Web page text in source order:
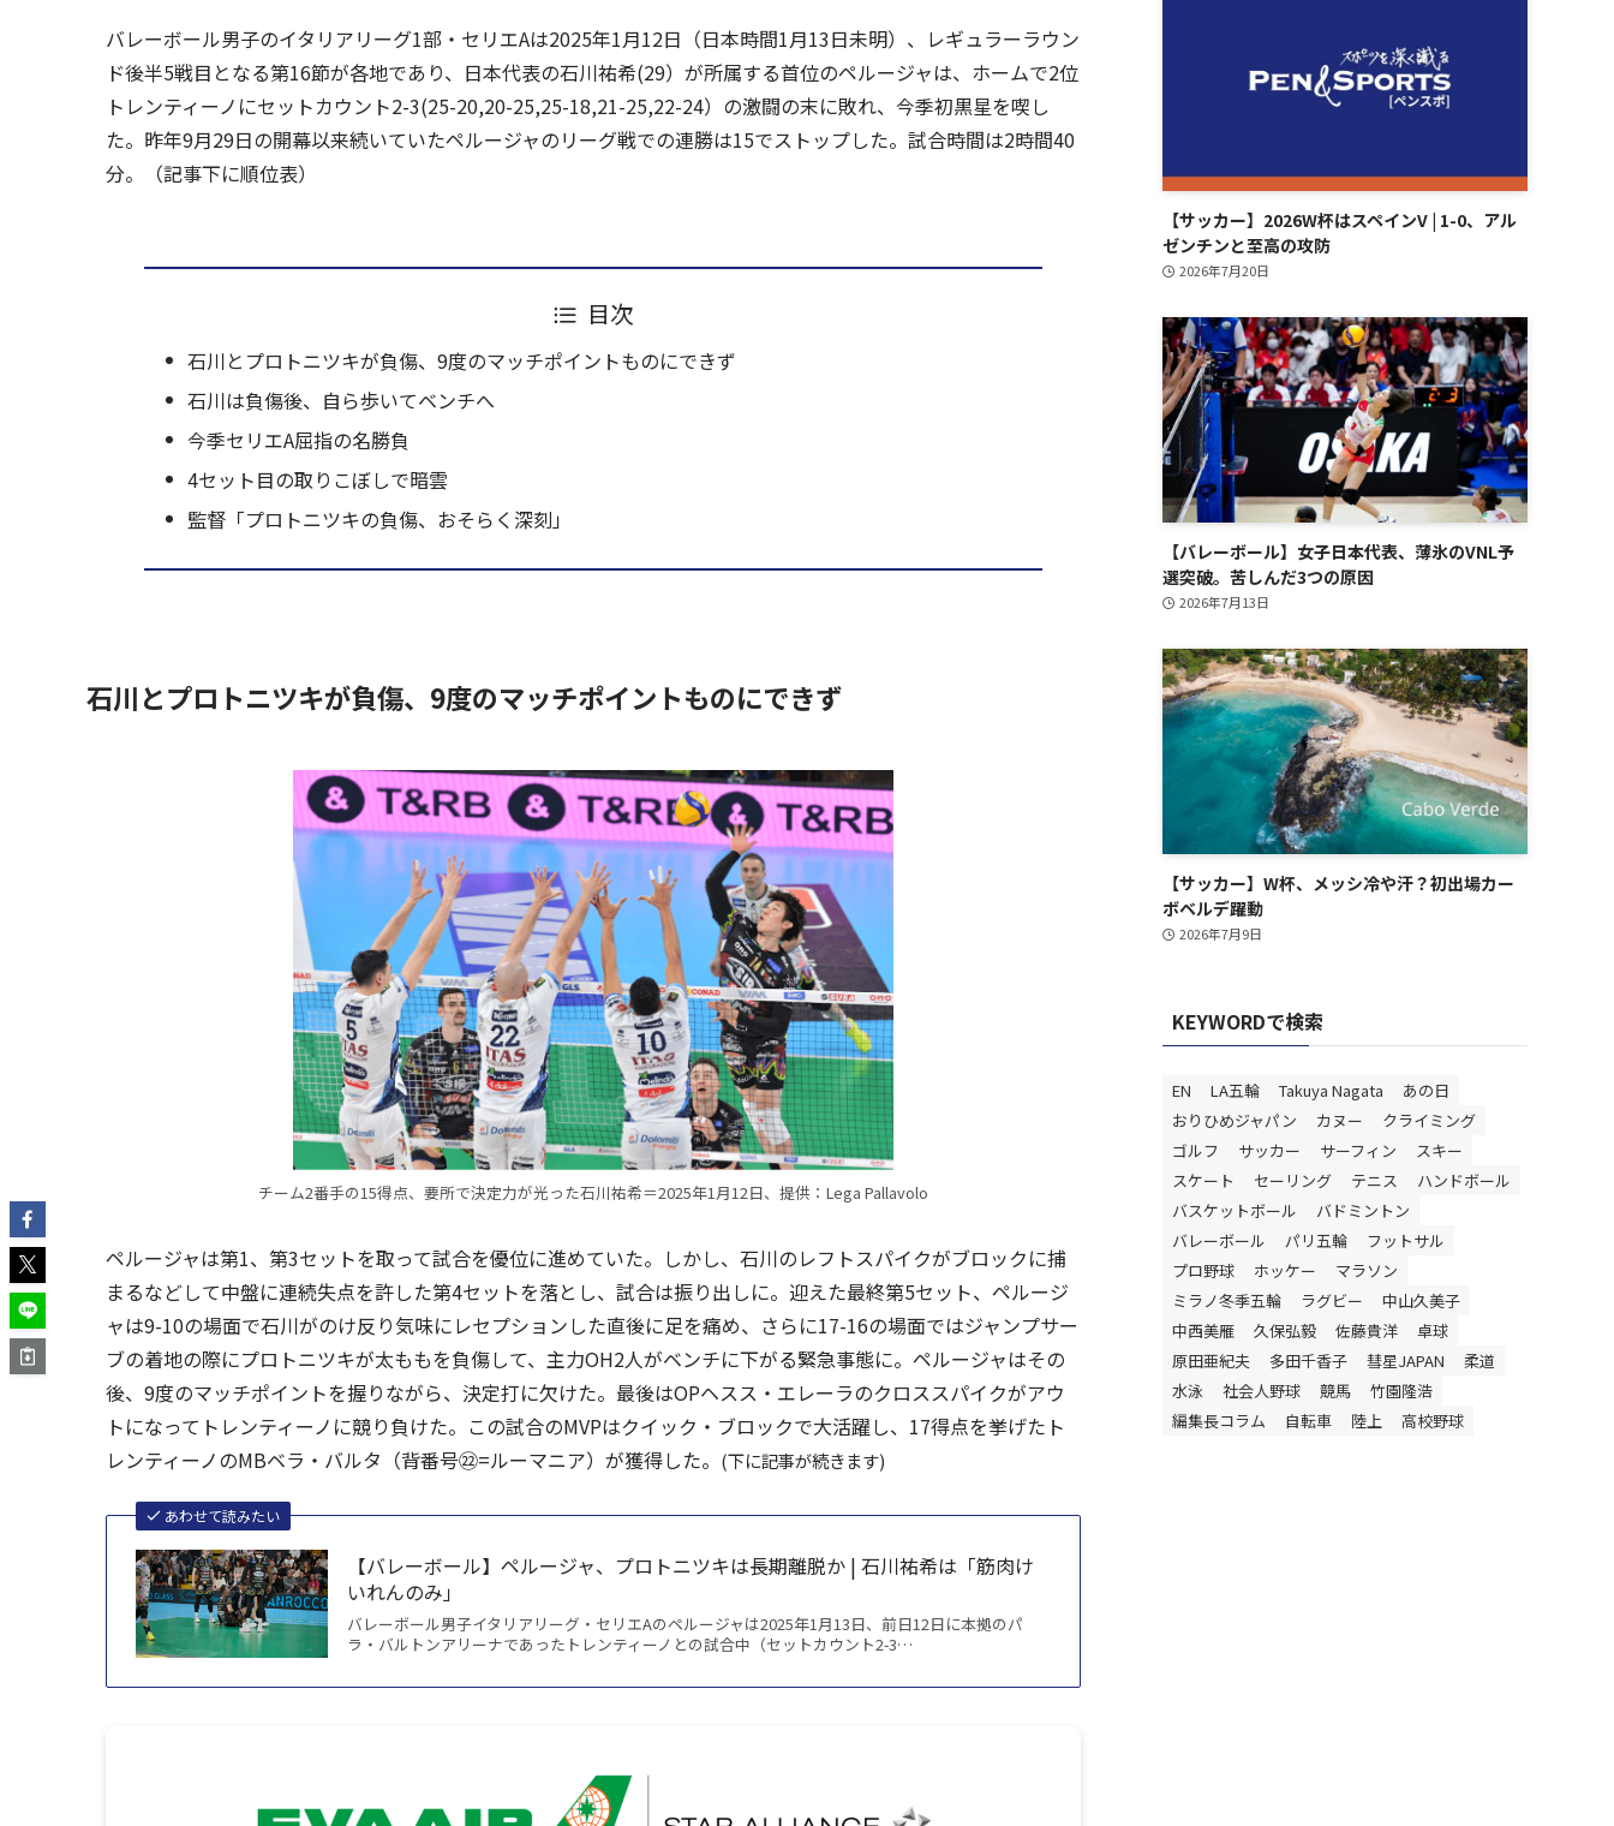
バレーボール男子のイタリアリーグ1部・セリエAは2025年1月12日（日本時間1月13日未明）、レギュラーラウン
ド後半5戦目となる第16節が各地であり、日本代表の石川祐希(29）が所属する首位のペルージャは、ホームで2位
トレンティーノにセットカウント2-3(25-20,20-25,25-18,21-25,22-24）の激闘の末に敗れ、今季初黒星を喫し
た。昨年9月29日の開幕以来続いていたペルージャのリーグ戦での連勝は15でストップした。試合時間は2時間40
分。（記事下に順位表）
目次
石川とプロトニツキが負傷、9度のマッチポイントものにできず
石川は負傷後、自ら歩いてベンチへ
今季セリエA屈指の名勝負
4セット目の取りこぼしで暗雲
監督「プロトニツキの負傷、おそらく深刻」
石川とプロトニツキが負傷、9度のマッチポイントものにできず
チーム2番手の15得点、要所で決定力が光った石川祐希＝2025年1月12日、提供：Lega Pallavolo
ペルージャは第1、第3セットを取って試合を優位に進めていた。しかし、石川のレフトスパイクがブロックに捕
まるなどして中盤に連続失点を許した第4セットを落とし、試合は振り出しに。迎えた最終第5セット、ペルージ
ャは9-10の場面で石川がのけ反り気味にレセプションした直後に足を痛め、さらに17-16の場面ではジャンプサー
ブの着地の際にプロトニツキが太ももを負傷して、主力OH2人がベンチに下がる緊急事態に。ペルージャはその
後、9度のマッチポイントを握りながら、決定打に欠けた。最後はOPヘスス・エレーラのクロススパイクがアウ
トになってトレンティーノに競り負けた。この試合のMVPはクイック・ブロックで大活躍し、17得点を挙げたト
レンティーノのMBベラ・バルタ（背番号㉒=ルーマニア）が獲得した。 (下に記事が続きます)
あわせて読みたい
【バレーボール】ペルージャ、プロトニツキは長期離脱か | 石川祐希は「筋肉け
いれんのみ」
バレーボール男子イタリアリーグ・セリエAのペルージャは2025年1月13日、前日12日に本拠のパ
ラ・バルトンアリーナであったトレンティーノとの試合中（セットカウント2-3…
【サッカー】2026W杯はスペインV | 1-0、アル
ゼンチンと至高の攻防
2026年7月20日
【バレーボール】女子日本代表、薄氷のVNL予
選突破。苦しんだ3つの原因
2026年7月13日
【サッカー】W杯、メッシ冷や汗？初出場カー
ボベルデ躍動
2026年7月9日
KEYWORDで検索
EN LA五輪 Takuya Nagata
あの日
おりひめジャパン
カヌー
クライミング
ゴルフ
サッカー サーフィン
スキー
スケート
セーリング テニス
ハンドボール
バスケットボール
バドミントン
バレーボール
パリ五輪
フットサル
プロ野球
ホッケー
マラソン
ミラノ冬季五輪
ラグビー
中山久美子
中西美雁
久保弘毅 佐藤貴洋
卓球
原田亜紀夫
多田千香子 彗星JAPAN
柔道
水泳
社会人野球 競馬
竹園隆浩
編集長コラム
自転車 陸上 高校野球